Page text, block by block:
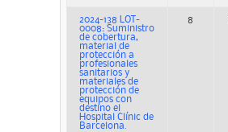
2024-138 LOT-
0008: Suministro
de cobertura,
material de
protección a
profesionales
sanitarios y
materiales de
protección de
equipos con
destino el
Hospital Clínic de
Barcelona.
8